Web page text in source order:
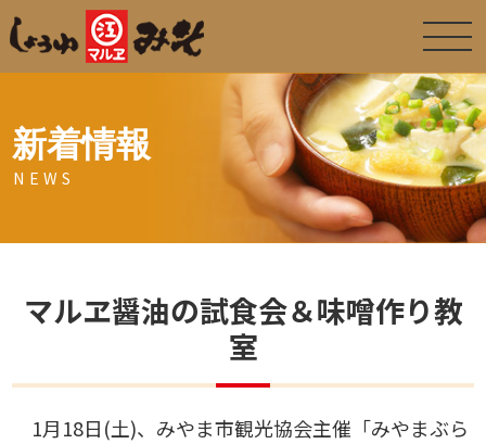
新着情報
NEWS
マルヱ醤油の試食会＆味噌作り教
室
1月18日(土)、みやま市観光協会主催「みやまぶら